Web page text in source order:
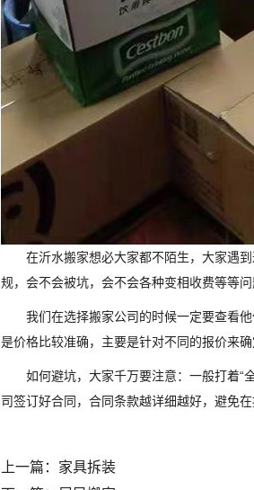
在沂水搬家想必大家都不陌生，大家遇
规，会不会被坑，会不会各种变相收费等等问
我们在选择搬家公司的时候一定要查看
是价格比较准确，主要是针对不同的报价来确
如何避坑，大家千万要注意：一般打着“
司签订好合同，合同条款越详细越好，避免
上一篇： 家具拆装